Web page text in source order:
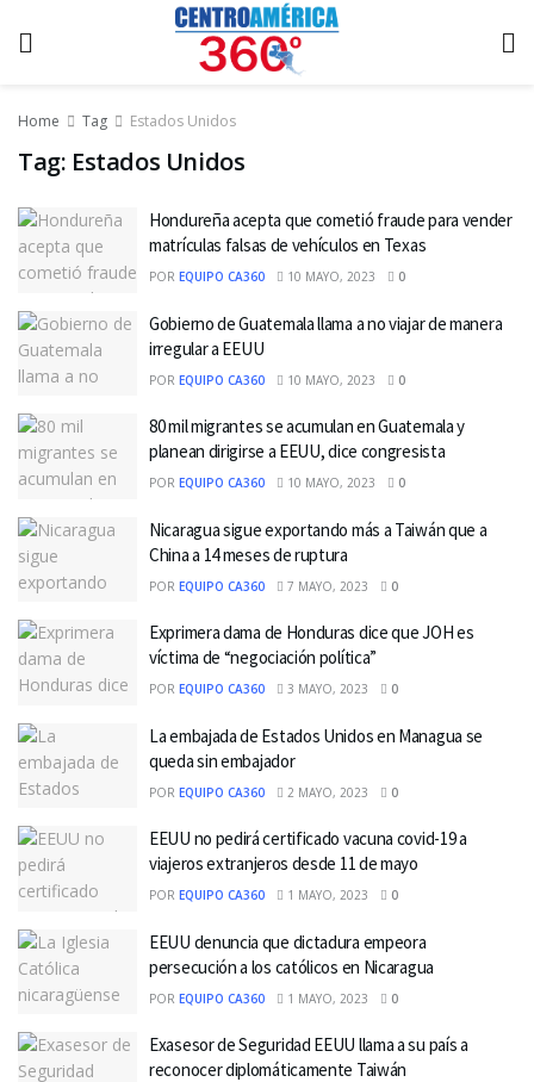
Home Tag Estados Unidos
Tag: Estados Unidos
Hondureña acepta que cometió fraude para vender
matrículas falsas de vehículos en Texas
POR EQUIPO CA360 10 MAYO, 2023 0
Gobierno de Guatemala llama a no viajar de manera
irregular a EEUU
POR EQUIPO CA360 10 MAYO, 2023 0
80 mil migrantes se acumulan en Guatemala y
planean dirigirse a EEUU, dice congresista
POR EQUIPO CA360 10 MAYO, 2023 0
Nicaragua sigue exportando más a Taiwán que a
China a 14 meses de ruptura
POR EQUIPO CA360 7 MAYO, 2023 0
Exprimera dama de Honduras dice que JOH es
víctima de “negociación política”
POR EQUIPO CA360 3 MAYO, 2023 0
La embajada de Estados Unidos en Managua se
queda sin embajador
POR EQUIPO CA360 2 MAYO, 2023 0
EEUU no pedirá certificado vacuna covid-19 a
viajeros extranjeros desde 11 de mayo
POR EQUIPO CA360 1 MAYO, 2023 0
EEUU denuncia que dictadura empeora
persecución a los católicos en Nicaragua
POR EQUIPO CA360 1 MAYO, 2023 0
Exasesor de Seguridad EEUU llama a su país a
reconocer diplomáticamente Taiwán